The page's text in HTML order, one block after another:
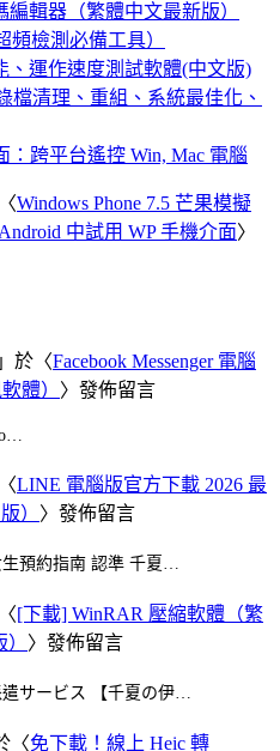
輯器（繁體中文最新版）
頻檢測必備工具）
、運作速度測試軟體(中文版)
檔清理、重組、系統最佳化、
：跨平台遙控 Win, Mac 電腦
Windows Phone 7.5 芒果模擬
中試用 WP 手機介面〉
於〈Facebook Messenger 電腦
體） 〉發佈留言
LINE 電腦版官方下載 2026 最
） 〉發佈留言
預約指南 認準 千夏…
[下載] WinRAR 壓縮軟體（繁
〉發佈留言
サービス 【千夏の伊…
〈免下載！線上 Heic 轉